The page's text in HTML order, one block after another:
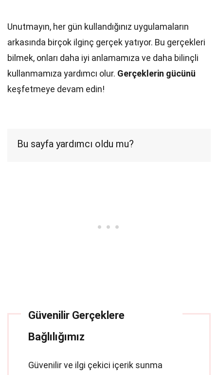
Unutmayın, her gün kullandığınız uygulamaların
arkasında birçok ilginç gerçek yatıyor. Bu gerçekleri
bilmek, onları daha iyi anlamamıza ve daha bilinçli
kullanmamıza yardımcı olur. Gerçeklerin gücünü
keşfetmeye devam edin!
Bu sayfa yardımcı oldu mu?
Güvenilir Gerçeklere
Bağlılığımız
Güvenilir ve ilgi çekici içerik sunma